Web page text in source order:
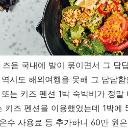
즈음 국내에 발이 묶이면서 그
시도 해외여행을 못해 그 답답
는 키즈 펜션 1박 숙박비가 정
키즈 펜션을 이용했었는데 1박
수 사용료 등 추가하니 60만 원